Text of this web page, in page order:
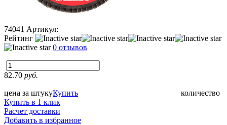
74041 Артикул:
Рейтинг
0 отзывов
82.70 руб.
цена за штуку количество
Купить
Купить в 1 клик
Расчет доставки
Добавить в избранное